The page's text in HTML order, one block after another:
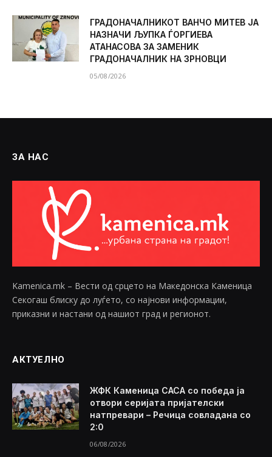
ГРАДОНАЧАЛНИКОТ ВАНЧО МИТЕВ ЈА
НАЗНАЧИ ЉУПКА ЃОРГИЕВА
АТАНАСОВА ЗА ЗАМЕНИК
ГРАДОНАЧАЛНИК НА ЗРНОВЦИ
05/08/2026
ЗА НАС
Kamenica.mk – Вести од срцето на Македонска Каменица
Секогаш блиску до луѓето, со најнови информации,
приказни и настани од нашиот град и регионот.
АКТУЕЛНО
ЖФК Каменица САСА со победа ја
отвори серијата пријателски
натпревари – Речица совладана со
2:0
06/08/2026